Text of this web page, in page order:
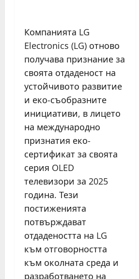
Компанията LG
Electronics (LG) отново
получава признание за
своята отдаденост на
устойчивото развитие
и еко-съобразните
инициативи, в лицето
на международно
признатия еко-
сертификат за своята
серия OLED
телевизори за 2025
година. Тези
постиженията
потвърждават
отдадеността на LG
към отговорността
към околната среда и
разработването на